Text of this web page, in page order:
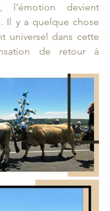
l’émotion devient
Il y a quelque chose
universel dans cette
de retour à